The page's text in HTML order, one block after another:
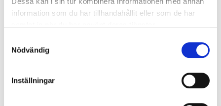
information som du har tillhandahållit eller som de har
Nödvändig
Inställningar